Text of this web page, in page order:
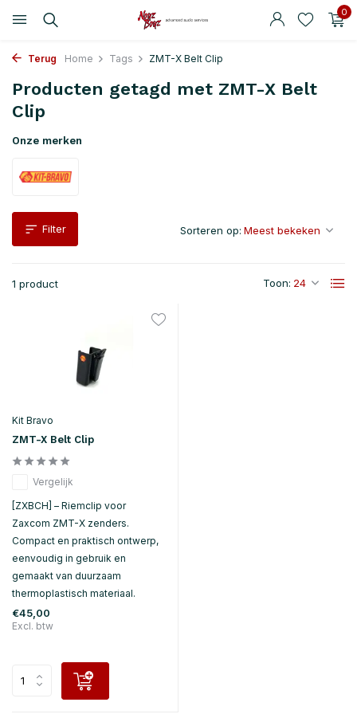
0
Terug Home Tags ZMT-X Belt Clip
Producten getagd met ZMT-X Belt
Clip
Onze merken
Filter
1 product Toon:
Sorteren op:
Kit Bravo
ZMT-X Belt Clip
Vergelijk
[ZXBCH] – Riemclip voor
Zaxcom ZMT-X zenders.
Compact en praktisch ontwerp,
eenvoudig in gebruik en
gemaakt van duurzaam
thermoplastisch materiaal.
€45,00
Excl. btw